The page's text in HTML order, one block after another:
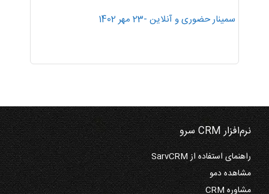
سمینار حضوری و آنلاین -23 مهر 1402
نرم‌افزار CRM سرو
راهنمای استفاده از SarvCRM
مشاهده دمو
مشاوره CRM